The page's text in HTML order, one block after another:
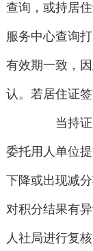
查询，或持居
服务中心查询
有效期一致，
认。若居住证
当持证
委托用人单位
下降或出现减
对积分结果有
人社局进行复